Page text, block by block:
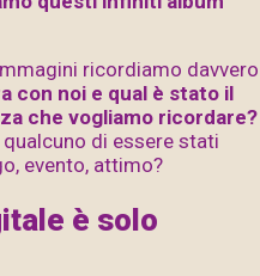
ricordiamo davvero
con noi e qual è stato il
che vogliamo ricordare?
di essere stati
evento, attimo?
è solo